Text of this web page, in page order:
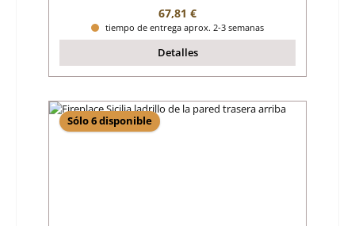
Precio normal:
67,81 €
tiempo de entrega aprox. 2-3 semanas
Detalles
Sólo 6 disponible